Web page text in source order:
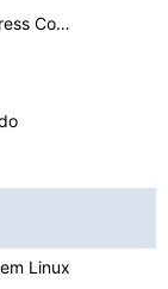
Permalinks não estão funcionando em WordPress Com o U…
Linux